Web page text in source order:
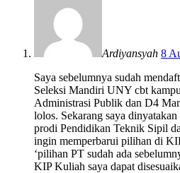
Ardiyansyah 8
Saya sebelumnya sudah
Seleksi Mandiri UNY cbt
Administrasi Publik dan D4
lolos. Sekarang saya
prodi Pendidikan Teknik Sipil
ingin memperbarui pilihan di
‘pilihan PT sudah ada
KIP Kuliah saya dapat